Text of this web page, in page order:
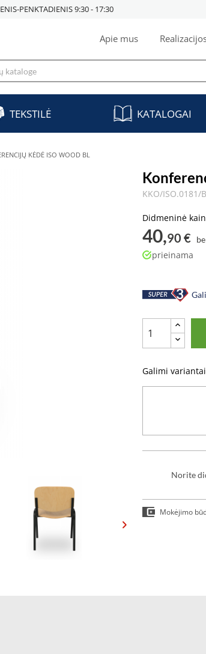
PENKTADIENIS 9:30 - 17:30
Apie mus
TEKSTILĖ KATALOGAI
KĖDĖ ISO WOOD BL
KKO/ISO.0181/
Didmeninė
40,90 €
prieinama
Galimi
Norite
Mokėjimo